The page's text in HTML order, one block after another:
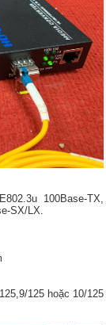
100Base-TX,
SX/LX.
125 hoặc 10/125